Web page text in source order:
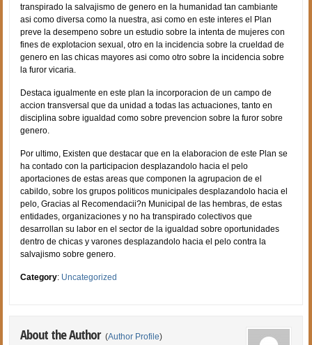
transpirado la salvajismo de genero en la humanidad tan cambiante
asi­ como diversa como la nuestra, asi­ como en este interes el Plan
preve la desempeno sobre un estudio sobre la intenta de mujeres con
fines de explotacion sexual, otro en la incidencia sobre la crueldad de
genero en las chicas mayores asi­ como otro sobre la incidencia sobre
la furor vicaria.
Destaca igualmente en este plan la incorporacion de un campo de
accion transversal que da unidad a todas las actuaciones, tanto en
disciplina sobre igualdad como sobre prevencion sobre la furor sobre
genero.
Por ultimo, Existen que destacar que en la elaboracion de este Plan se
ha contado con la participacion desplazandolo hacia el pelo
aportaciones de estas areas que componen la agrupacion de el
cabildo, sobre los grupos politicos municipales desplazandolo hacia el
pelo, Gracias al Recomendacii?n Municipal de las hembras, de estas
entidades, organizaciones y no ha transpirado colectivos que
desarrollan su labor en el sector de la igualdad sobre oportunidades
dentro de chicas y varones desplazandolo hacia el pelo contra la
salvajismo sobre genero.
Category: Uncategorized
About the Author (Author Profile)